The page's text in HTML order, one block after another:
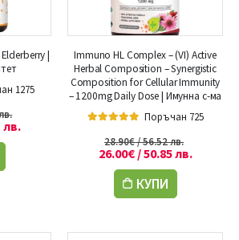
|
1275
лв.
Immuno HL Complex – (VI) Active
Herbal Composition – Synergistic
Composition for Cellular Immunity
– 1200mg Daily Dose | Имунна с-ма
Поръчан 725
28.90€/ 56.52 лв.
26.00€/ 50.85 лв.
КУПИ